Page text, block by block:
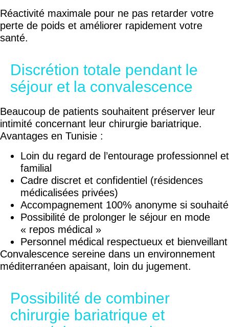
Réactivité maximale pour ne pas retarder votre
perte de poids et améliorer rapidement votre
santé.
Discrétion totale pendant le
séjour et la convalescence
Beaucoup de patients souhaitent préserver leur
intimité concernant leur chirurgie bariatrique.
Avantages en Tunisie :
Loin du regard de l’entourage professionnel et
familial
Cadre discret et confidentiel (résidences
médicalisées privées)
Accompagnement 100% anonyme si souhaité
Possibilité de prolonger le séjour en mode
« repos médical »
Personnel médical respectueux et bienveillant
Convalescence sereine dans un environnement
méditerranéen apaisant, loin du jugement.
Possibilité de combiner
chirurgie bariatrique et